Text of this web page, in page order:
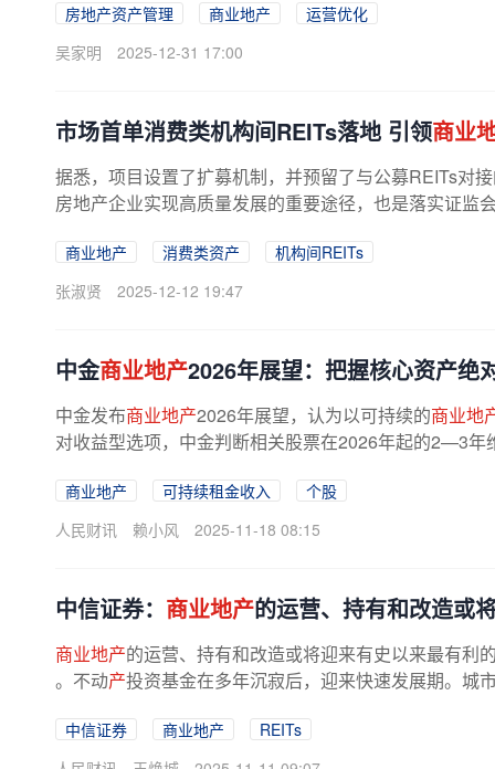
房地产资产管理 商业地产
运营优化
吴家明
2025-12-31 17:00
市场首单消费类机构间REITs落地 引领商业
据悉，项目设置了扩募机制，并预留了与公募REITs对
房地产企业实现高质量发展的重要途径，也是落实证监
商业地产 消费类资产
机构间REITs
张淑贤
2025-12-12 19:47
中金商业地产2026年展望：把握核心资产绝
中金发布商业地产2026年展望，认为以可持续的商业地
对收益型选项，中金判断相关股票在2026年起的2—3
商业地产 可持续租金收入
个股
人民财讯
赖小风 2025-11-18 08:15
中信证券： 商业地产的运营、持有和改造或
商业地产的运营、持有和改造或将迎来有史以来最有利
。不动产投资基金在多年沉寂后，迎来快速发展期。城
中信证券 商业地产
REITs